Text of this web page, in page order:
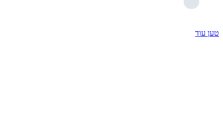
טען עוד